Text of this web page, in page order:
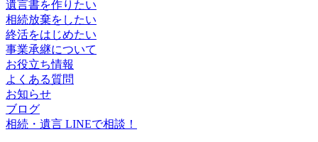
遺言書を作りたい
相続放棄をしたい
終活をはじめたい
事業承継について
お役立ち情報
よくある質問
お知らせ
ブログ
相続・遺言 LINEで相談！